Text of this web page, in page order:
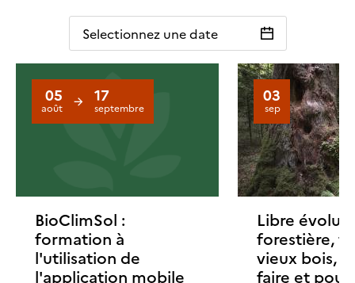
Selectionnez une date
05
août
17
septembre
BioClimSol :
formation à
l'utilisation de
l'application mobile
03
sep
Libre
forestière,
vieux bois,
faire et